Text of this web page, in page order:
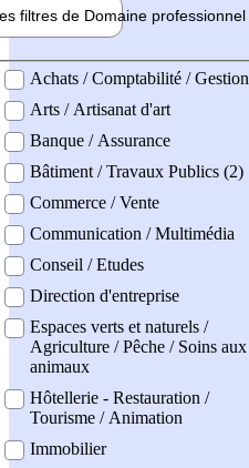
filtres de Domaine professionnel
professionel
Achats / Comptabilité / Gestion
Arts / Artisanat d'art
Banque / Assurance
Bâtiment / Travaux Publics (2)
Commerce / Vente
Communication / Multimédia
Conseil / Etudes
Direction d'entreprise
Espaces verts et naturels /
Agriculture / Pêche / Soins aux
animaux
Hôtellerie - Restauration /
Tourisme / Animation
Immobilier